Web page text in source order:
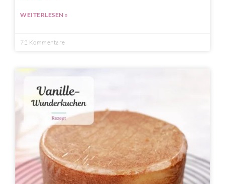
WEITERLESEN »
72 Kommentare